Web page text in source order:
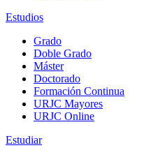
Estudios
Grado
Doble Grado
Máster
Doctorado
Formación Continua
URJC Mayores
URJC Online
Estudiar